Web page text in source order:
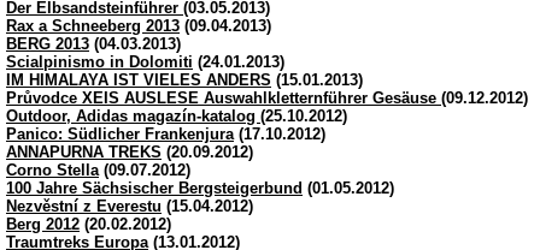
Der Elbsandsteinführer (03.05.2013)
Rax a Schneeberg 2013 (09.04.2013)
BERG 2013 (04.03.2013)
Scialpinismo in Dolomiti (24.01.2013)
IM HIMALAYA IST VIELES ANDERS (15.01.2013)
Průvodce XEIS AUSLESE Auswahlkletternführer Gesäuse (09.12.2012)
Outdoor, Adidas magazín-katalog (25.10.2012)
Panico: Südlicher Frankenjura(17.10.2012)
ANNAPURNA TREKS (20.09.2012)
Corno Stella(09.07.2012)
100 Jahre Sächsischer Bergsteigerbund (01.05.2012)
Nezvěstní z Everestu (15.04.2012)
Berg 2012 (20.02.2012)
Traumtreks Europa(13.01.2012)